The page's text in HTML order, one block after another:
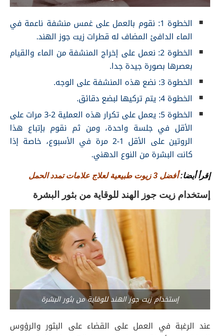
الخطوة 1: نقوم بالعمل على غمس منشفة ناعمة في
الماء الدافئ المضاف له قطرات زيت جوز الهند.
الخطوة 2: نعمل على إخراج المنشفة من الماء والقيام
بعصرها بصورة جيدة جدا.
الخطوة 3: نضع هذه المنشفة على الوجه.
الخطوة 4: يتم تركيها لبضع دقائق.
الخطوة 5: يعمل على تكرار هذه العملية 2-3 مرات على
الأقل في جلسة واحدة، ومن ثم نقوم بإتباع هذا
الروتين على الأقل 1-2 مرة في الأسبوع، خاصة إذا
كانت البشرة من النوع الدهني.
إقرأ أيضا:أفضل 3 زيوت طبيعية لعلاج علامات تمدد الحمل
إستخدام زيت جوز الهند للوقاية من بثور البشرة
إستخدام زيت جوز الهند للوقاية من بثور البشرة
عند الرغبة في العمل على القضاء على البثور والرؤوس